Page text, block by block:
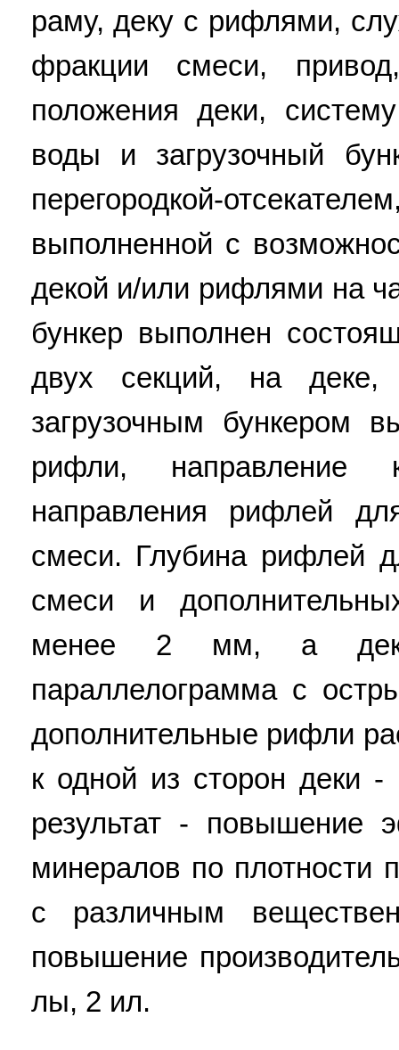
раму, деку с рифлями,
фракции смеси,
положения деки,
воды и загрузочный
перегородкой-
выполненной с
декой и/или рифлями на
бункер выполнен
двух секций, на
загрузочным бункером
рифли, направление
направления рифлей
смеси. Глубина рифлей
смеси и
менее 2 мм, а
параллелограмма с
дополнительные рифли
к одной из сторон деки -
результат - повышение
минералов по плотности
с различным
повышение
лы, 2 ил.